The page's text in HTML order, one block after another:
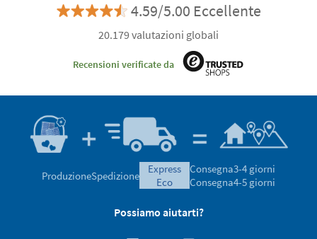
4.59/5.00 Eccellente
20.179 valutazioni globali
Recensioni verificate da
ProduzioneSpedizione
express
eco
Consegna3-4 giorni
Consegna4-5 giorni
Possiamo aiutarti?